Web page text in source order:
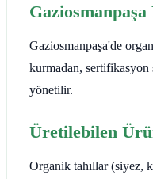
Gaziosmanpaşa'de
kurmadan, sertifikasyon
yönetilir.
Üretilebilen
Organik tahıllar (siyez,